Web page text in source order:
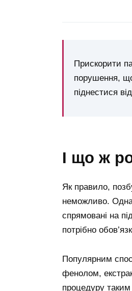
Прискорити
порушення, що
піднестися
і що ж
Як правило,
неможливо.
спрямовані на
потрібно
Популярним
фенолом,
процедуру